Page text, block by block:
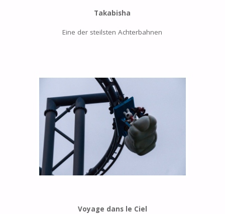
Takabisha
Eine der steilsten Achterbahnen
Voyage dans le Ciel